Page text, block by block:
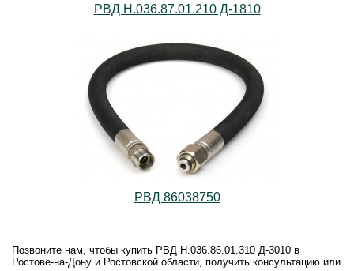
РВД Н.036.87.01.210 Д-1810
РВД 86038750
Позвоните нам, чтобы купить РВД Н.036.86.01.310 Д-3010 в
Ростове-на-Дону и Ростовской области, получить консультацию или